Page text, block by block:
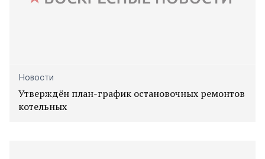
Новости
Утверждён план-график остановочных ремонтов
котельных